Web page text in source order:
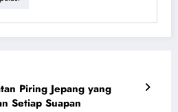
Piring Jepang yang
Setiap Suapan